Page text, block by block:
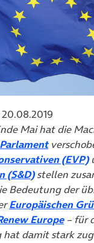
Mai hat die
(öffnet in
(EVP)
(S&D)(öffnet in
stellen
Bedeutung der
Europäischen
Europe(öffnet
– für
damit stark